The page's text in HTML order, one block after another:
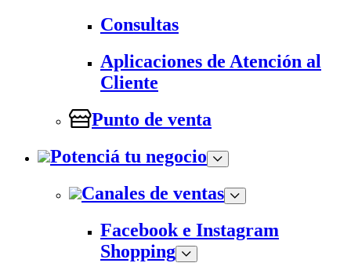
Consultas
Aplicaciones de Atención al
Cliente
Punto de venta
Potenciá tu negocio
Canales de ventas
Facebook e Instagram
Shopping